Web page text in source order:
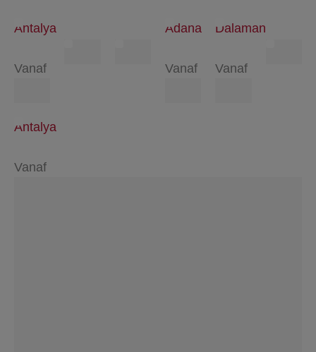
Antalya
Vanaf
Adana
Vanaf
Dalaman
Vanaf
Antalya
Vanaf